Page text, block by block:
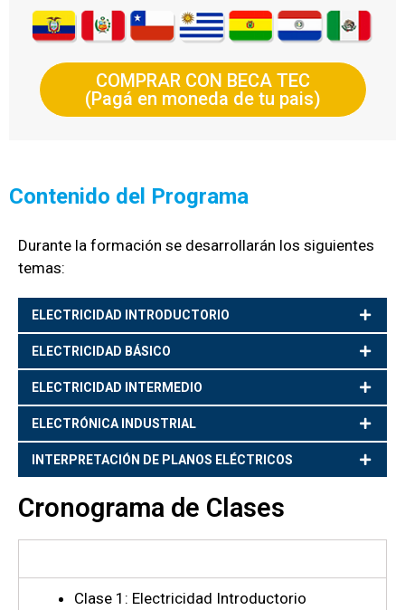
COMPRAR CON BECA TEC
(Pagá en moneda de tu pais)
Contenido del Programa
Durante la formación se desarrollarán los siguientes
temas:
ELECTRICIDAD INTRODUCTORIO
ELECTRICIDAD BÁSICO
ELECTRICIDAD INTERMEDIO
ELECTRÓNICA INDUSTRIAL
INTERPRETACIÓN DE PLANOS ELÉCTRICOS
Cronograma de Clases
Clase 1: Electricidad Introductorio